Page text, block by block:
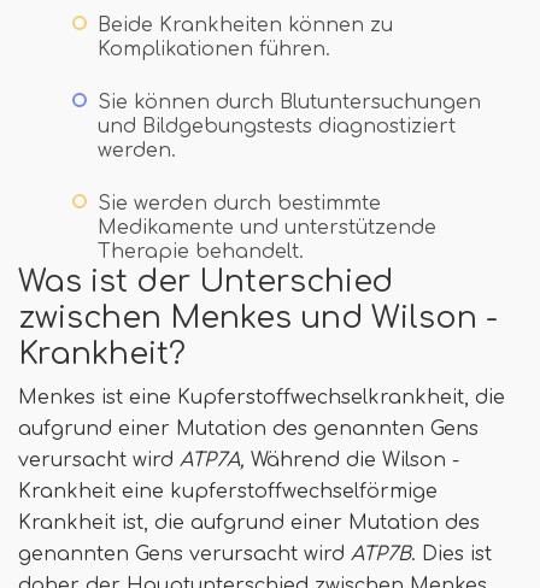
Beide Krankheiten können zu
Komplikationen führen.
Sie können durch Blutuntersuchungen
und Bildgebungstests diagnostiziert
werden.
Sie werden durch bestimmte
Medikamente und unterstützende
Therapie behandelt.
Was ist der Unterschied
zwischen Menkes und Wilson -
Krankheit?
Menkes ist eine Kupferstoffwechselkrankheit, die
aufgrund einer Mutation des genannten Gens
verursacht wird ATP7A, Während die Wilson -
Krankheit eine kupferstoffwechselförmige
Krankheit ist, die aufgrund einer Mutation des
genannten Gens verursacht wird ATP7B. Dies ist